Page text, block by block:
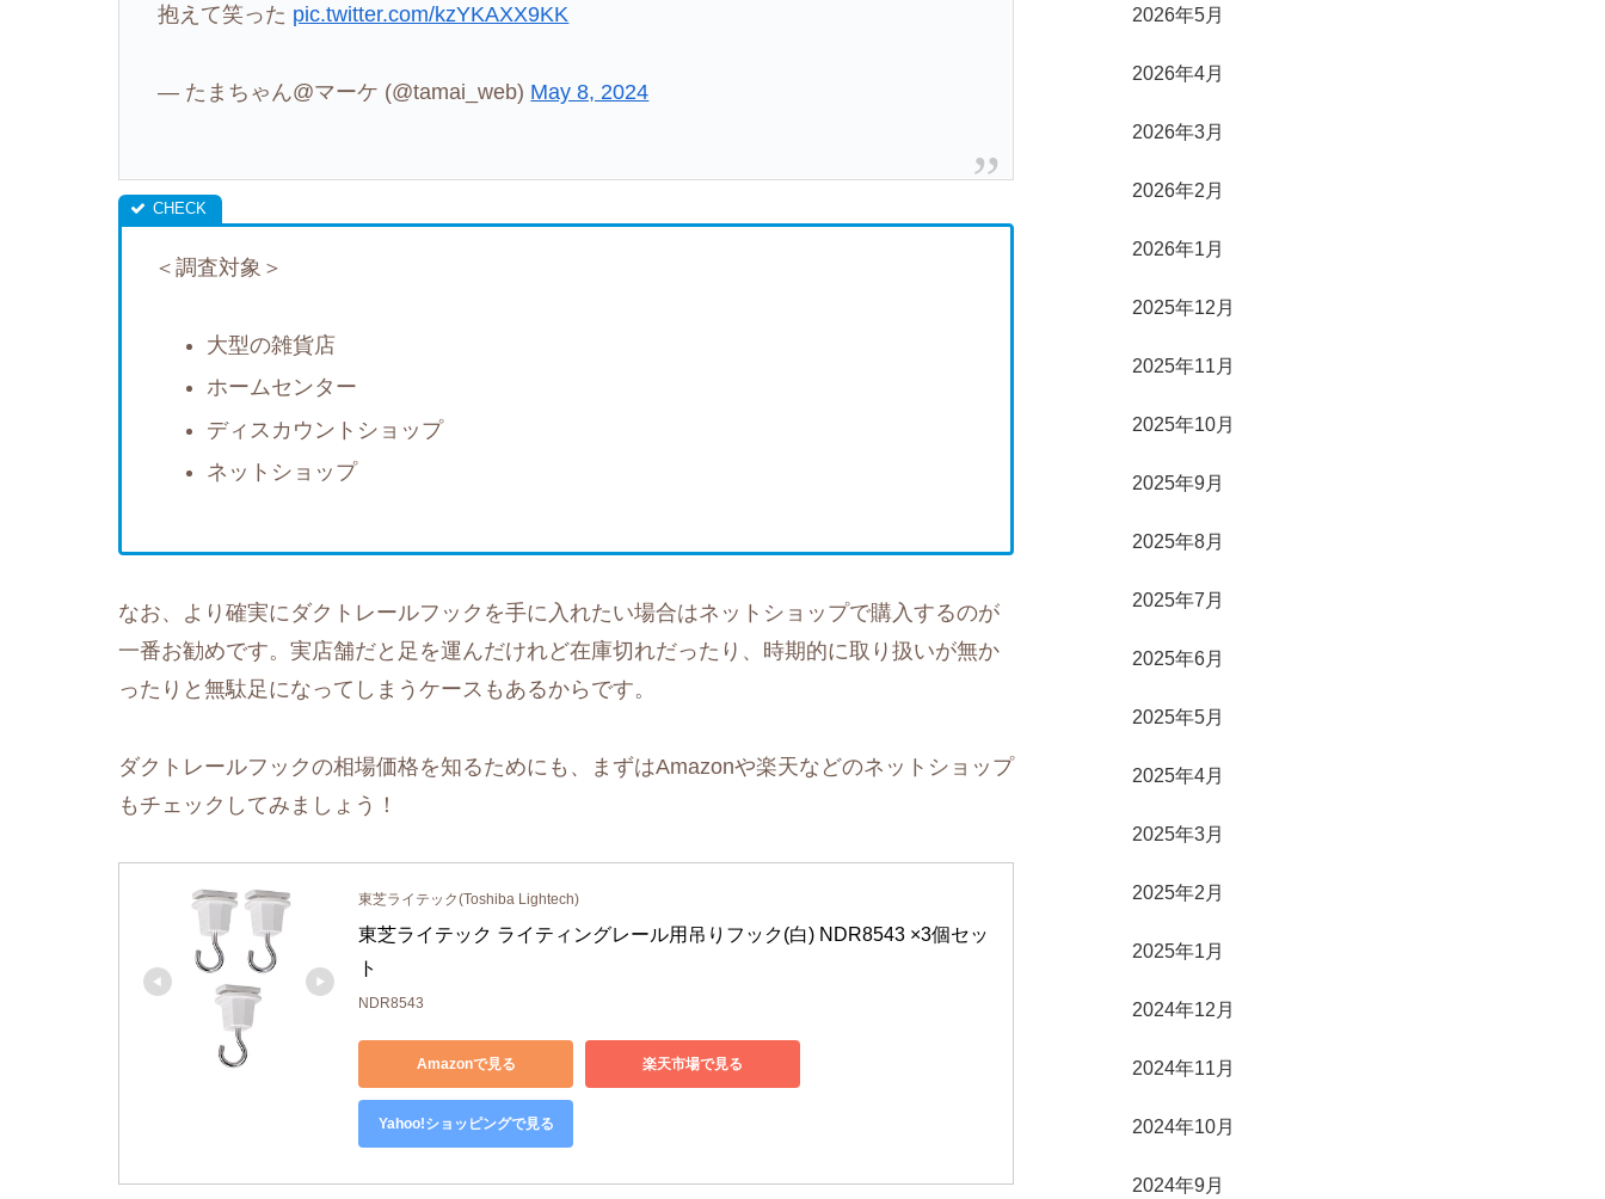
抱えて笑った pic.twitter.com/kzYKAXX9KK
— たまちゃん@マーケ (@tamai_web) May 8, 2024
＜調査対象＞
大型の雑貨店
ホームセンター
ディスカウントショップ
ネットショップ
なお、より確実にダクトレールフックを手に入れたい場合はネットショップで購入するのが
一番お勧めです。実店舗だと足を運んだけれど在庫切れだったり、時期的に取り扱いが無か
ったりと無駄足になってしまうケースもあるからです。
ダクトレールフックの相場価格を知るためにも、まずはAmazonや楽天などのネットショップ
もチェックしてみましょう！
東芝ライテック(Toshiba Lightech)
東芝ライテック ライティングレール用吊りフック(白) NDR8543 ×3個セッ
ト
NDR8543
Amazonで見る 楽天市場で見る
Yahoo!ショッピングで見る
2026年5月
2026年4月
2026年3月
2026年2月
2026年1月
2025年12月
2025年11月
2025年10月
2025年9月
2025年8月
2025年7月
2025年6月
2025年5月
2025年4月
2025年3月
2025年2月
2025年1月
2024年12月
2024年11月
2024年10月
2024年9月